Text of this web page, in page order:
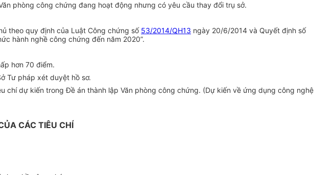
phòng công chứng đang hoạt động nhưng có yêu cầu thay đổi trụ sở.
theo quy định của Luật Công chứng số 53/2014/QH13 ngày 20/6/2014 và Quyết định số
hành nghề công chứng đến năm 2020”.
hơn 70 điểm.
Tư pháp xét duyệt hồ sơ.
dự kiến trong Đề án thành lập Văn phòng công chứng. (Dự kiến về ứng dụng công nghệ
CÁC TIÊU CHÍ